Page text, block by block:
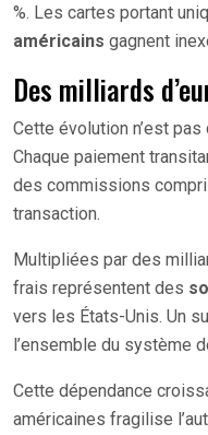
%. Les cartes portant
américains gagnent
Des milliards
Cette évolution n’est pas
Chaque paiement
des commissions
transaction.
Multipliées par des
frais représentent des
vers les États-Unis. Un
l’ensemble du système
Cette dépendance
américaines fragilise